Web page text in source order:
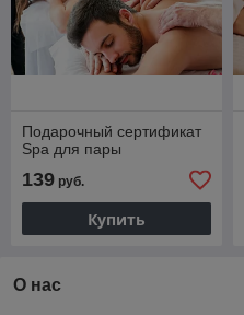
Подарочный сертификат
Spa для пары
139 руб.
Купить
О нас